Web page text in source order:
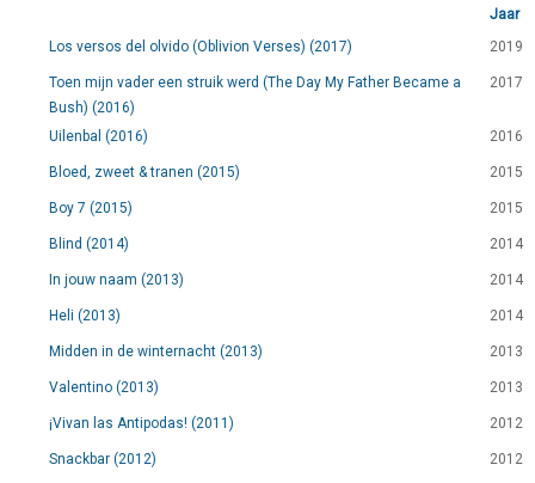
Jaar
Los versos del olvido (Oblivion Verses) (2017)
2019
Toen mijn vader een struik werd (The Day My Father Became a
Bush) (2016)
2017
Uilenbal (2016) 2016
Bloed, zweet & tranen (2015) 2015
Boy 7 (2015) 2015
Blind (2014) 2014
In jouw naam (2013) 2014
Heli (2013) 2014
Midden in de winternacht (2013) 2013
Valentino (2013) 2013
¡Vivan las Antipodas! (2011) 2012
Snackbar (2012) 2012